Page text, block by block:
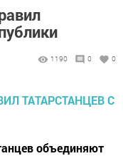
1190 0 0
объединяют